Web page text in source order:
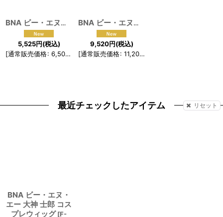
BNA ビー・エヌ・エー 影森 みちる コスプレ衣装
5,525円(税込)
[通常販売価格: 6,500 円
BNA ビー・エヌ・エー 大神 士郎 コスプレ衣装
9,520円(税込)
[通常販売価格: 11,200 円
最近チェックしたアイテム リセット
BNA ビー・エヌ・
エー 大神 士郎 コス
プレウィッグ [F-